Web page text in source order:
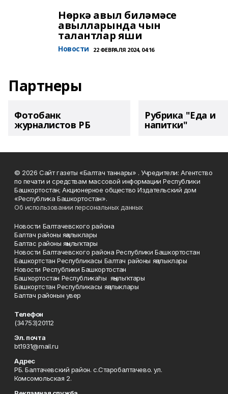
Нөркә авыл биләмәсе
авылларында чын
талантлар яши
Новости 22 ФЕВРАЛЯ 2024, 04:16
Партнеры
Фотобанк
журналистов РБ
Рубрика "Еда и
напитки"
© 2026 Сайт газеты «Балтач таннары» . Учредители: Агентство
по печати и средствам массовой информации Республики
Башкортостан; Акционерное общество Издательский дом
«Республика Башкортостан».
Об использовании персональных данных
Новости Балтачевского района
Балтач районы яңалыклары
Балтас районы яңылыҡтары
Новости Балтачевского района Республики Башкортостан
Башкортстан Республикасы Балтач районы яңалыклары
Новости Республики Башкортостан
Башҡортостан Республикаһы яңылыҡтары
Башкортстан Республикасы яңалыклары
Балтач районын увер
Телефон
(34753)20112
Эл. почта
bt1931@mail.ru
Адрес
РБ. Балтачевский район. с.Старобалтачево. ул.
Комсомольская 2.